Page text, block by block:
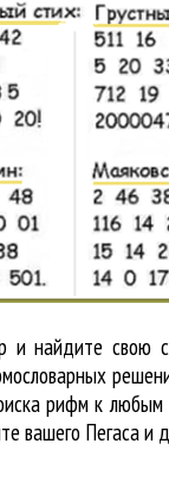
и найдите свою
рифм к любым
вашего Пегаса и